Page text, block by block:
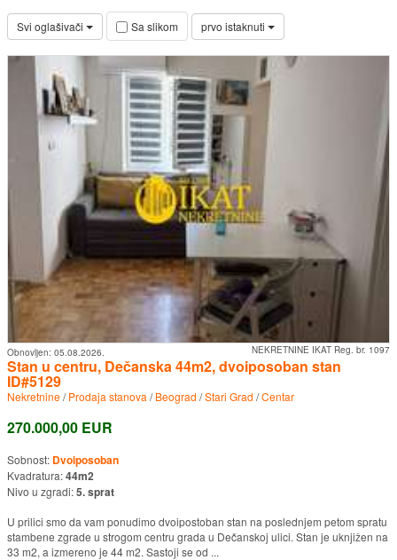
Svi oglašivači Sa slikom prvo istaknuti
NEKRETNINE IKAT Reg. br. 1097
Obnovljen: 05.08.2026.
Stan u centru, Dečanska 44m2, dvoiposoban stan
ID#5129
Nekretnine/Prodaja stanova /Beograd /Stari Grad /Centar
270.000,00 EUR
Sobnost: Dvoiposoban
Kvadratura:44m2
Nivo u zgradi:5. sprat
U prilici smo da vam ponudimo dvoipostoban stan na poslednjem petom spratu
stambene zgrade u strogom centru grada u Dečanskoj ulici. Stan je uknjižen na
33 m2, a izmereno je 44 m2. Sastoji se od ...